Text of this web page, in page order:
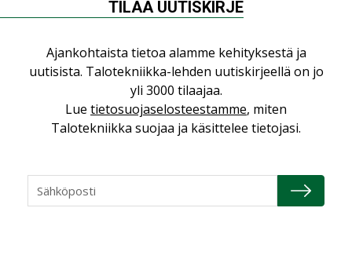
käyttöön kiinteistöissä
Sähköistäminen säästää euroja
Yli miljoona kotia on vailla toimivaa
ilmanvaihtoa
Miten varmistetaan EPD-dokumenteista
saatavien tietojen vertailukelpoisuus?
TILAA UUTISKIRJE
Ajankohtaista tietoa alamme kehityksestä ja
uutisista. Talotekniikka-lehden uutiskirjeellä on jo
yli 3000 tilaajaa.
Lue tietosuojaselosteestamme, miten
Talotekniikka suojaa ja käsittelee tietojasi.